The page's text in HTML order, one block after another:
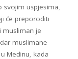
svojim uspjesima,
će preporoditi
musliman je
muslimane
Medinu, kada